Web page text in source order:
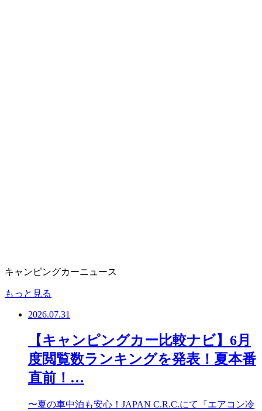
キャンピングカーニュース
もっと見る
2026.07.31
【キャンピングカー比較ナビ】6月
度閲覧数ランキングを発表！夏本番
直前！…
〜夏の車中泊も安心！JAPAN C.R.C.にて『エアコン冷